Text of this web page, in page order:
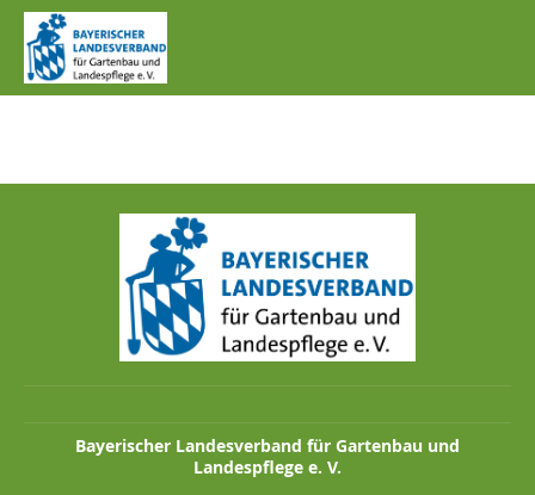
IMG_1081.JPG
Bayerischer Landesverband für Gartenbau und
Landespflege e. V.